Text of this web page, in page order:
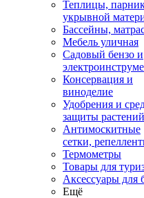
Теплицы,
укрывной
Бассейны,
Мебель уличная
Садовый бензо и
Консервация и
виноделие
Удобрения и
защиты растений
Антимоскитные
сетки,
Термометры
Товары для
Аксессуары для
Ещё